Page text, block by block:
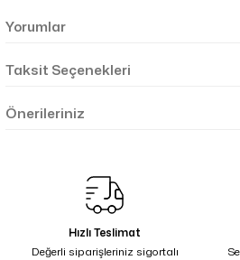
Yorumlar
Taksit Seçenekleri
Önerileriniz
Hızlı Teslimat
Değerli siparişleriniz sigortalı